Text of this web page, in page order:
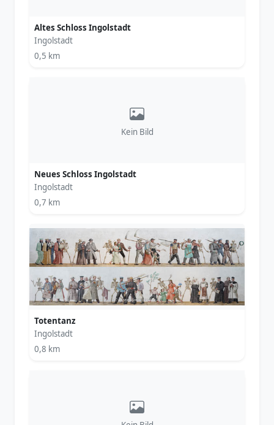
Altes Schloss Ingolstadt
Ingolstadt
0,5 km
Kein Bild
Neues Schloss Ingolstadt
Ingolstadt
0,7 km
Totentanz
Ingolstadt
0,8 km